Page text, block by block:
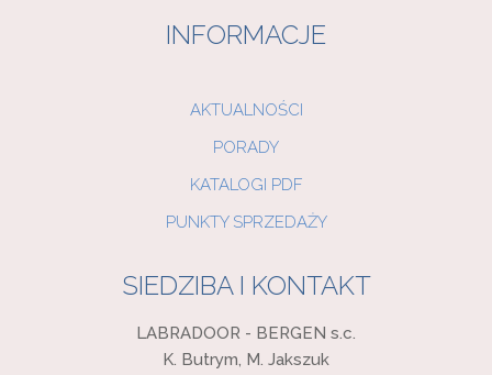
INFORMACJE
AKTUALNOŚCI
PORADY
KATALOGI PDF
PUNKTY SPRZEDAŻY
SIEDZIBA I KONTAKT
LABRADOOR - BERGEN s.c.
K. Butrym, M. Jakszuk